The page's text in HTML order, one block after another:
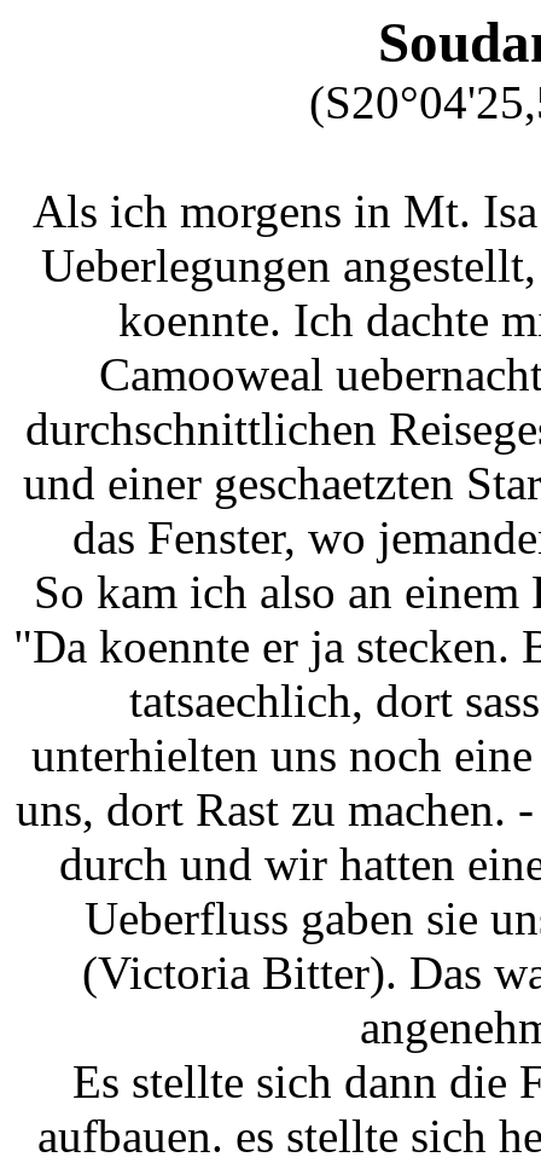
Als ich morgens in Mt.
Ueberlegungen
koennte. Ich dachte
Camooweal
durchschnittlichen
und einer geschaetzten
das Fenster, wo
So kam ich also an
"Da koennte er ja stecken.
tatsaechlich, dort
unterhielten uns noch
uns, dort Rast zu machen.
durch und wir hatten
Ueberfluss gaben sie
(Victoria Bitter). Das
Es stellte sich dann die
aufbauen. es stellte sich